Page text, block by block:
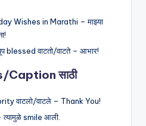
Wishes in Marathi – माझ्या
blessed वाटतो/वाटते – आभार!
Caption साठी
वाटलो/वाटले – Thank You!
त्यामुळे smile आली.